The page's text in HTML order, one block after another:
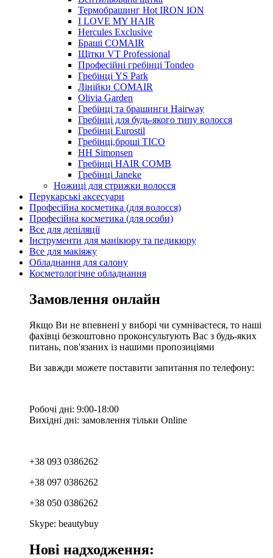
Термобрашинг Hot IRON ION
I LOVE MY HAIR
Hercules Exclusive
Браші COMAIR
Щітки VT Professional
Професійні гребінці Tondeo
Гребінці YS Park
Лінійки COMAIR
Olivia Garden
Гребінці та брашинги Hairway
Гребінці для будь-якого типу волосся
Гребінці Eurostil
Гребінці,броші TICO
HH Simonsen
Гребінці HAIR COMB
Гребінці Janeke
Ножиці для стрижки волосся
Перукарські аксесуари
Професійна косметика (для волосся)
Професійна косметика (для особи)
Все для депіляції
Інструменти для манікюру та педикюру
Все для макіяжу
Обладнання для салону
Косметологічне обладнання
Замовлення онлайн
Якщо Ви не впевнені у виборі чи сумніваєтеся, то наші
фахівці безкоштовно проконсультують Вас з будь-яких
питань, пов'язаних із нашими пропозиціями
Ви завжди можете поставити запитання по телефону:
Робочі дні: 9:00-18:00
Вихідні дні: замовлення тільки Online
+38 093 0386262
+38 097 0386262
+38 050 0386262
Skype: beautybuy
Нові надходження: